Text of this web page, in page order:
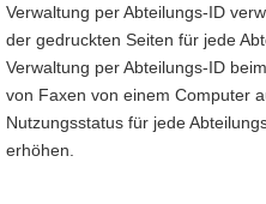
Verwaltung per Abteilungs-ID
der gedruckten Seiten für jede
Verwaltung per Abteilungs-ID
von Faxen von einem Computer
Nutzungsstatus für jede
erhöhen.